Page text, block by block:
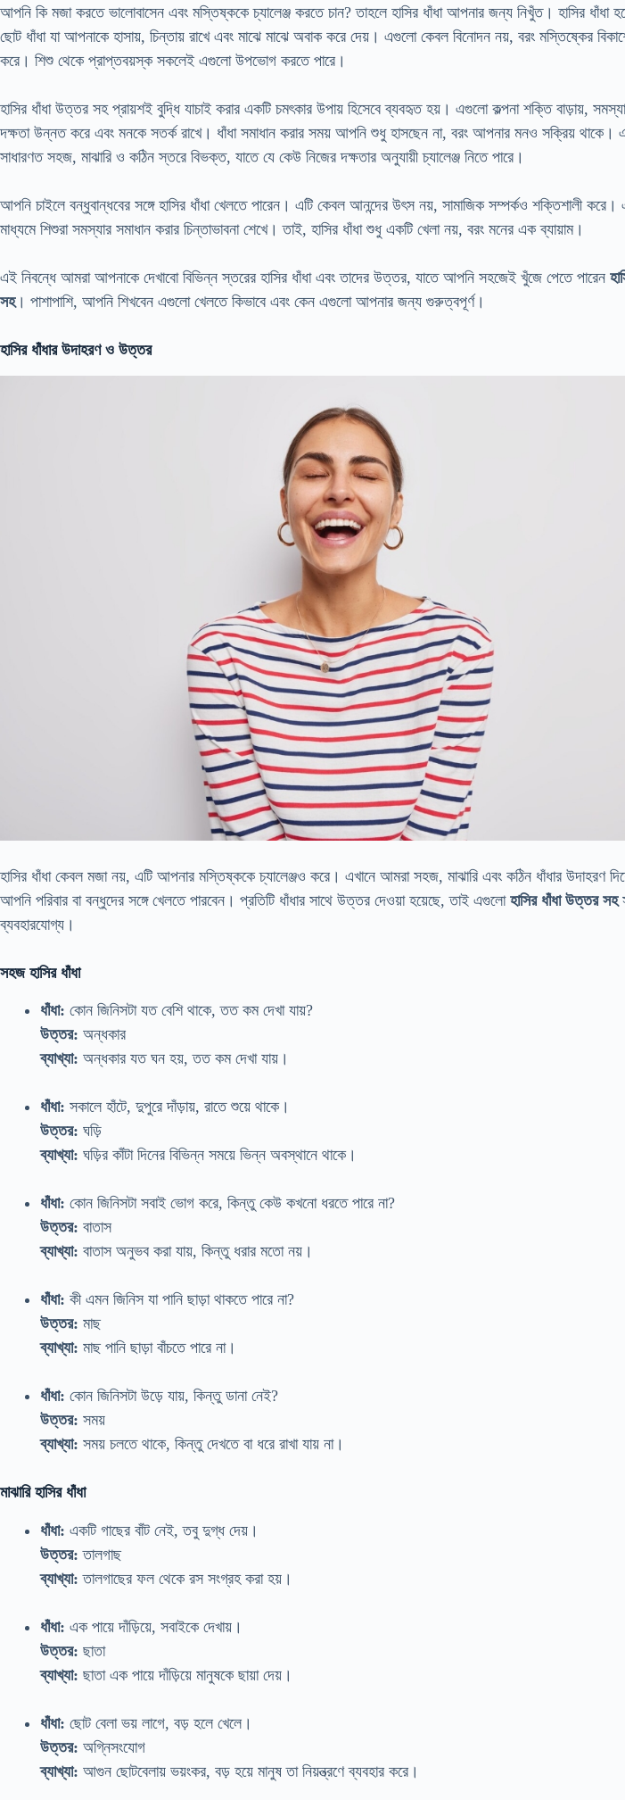
আপনি কি মজা করতে ভালোবাসেন এবং মস্তিষ্ককে চ্যালেঞ্জ করতে চান? তাহলে হাসির ধাঁধা আপনার জন্য নিখুঁত। হাসির ধাঁধা
ছোট ধাঁধা যা আপনাকে হাসায়, চিন্তায় রাখে এবং মাঝে মাঝে অবাক করে দেয়। এগুলো কেবল বিনোদন নয়, বরং মস্তিষ্কের
করে। শিশু থেকে প্রাপ্তবয়স্ক সকলেই এগুলো উপভোগ করতে পারে।
হাসির ধাঁধা উত্তর সহ প্রায়শই বুদ্ধি যাচাই করার একটি চমৎকার উপায় হিসেবে ব্যবহৃত হয়। এগুলো কল্পনা শক্তি বাড়ায়, সমস্যা
দক্ষতা উন্নত করে এবং মনকে সতর্ক রাখে। ধাঁধা সমাধান করার সময় আপনি শুধু হাসছেন না, বরং আপনার মনও সক্রিয় থাকে।
সাধারণত সহজ, মাঝারি ও কঠিন স্তরে বিভক্ত, যাতে যে কেউ নিজের দক্ষতার অনুযায়ী চ্যালেঞ্জ নিতে পারে।
আপনি চাইলে বন্ধুবান্ধবের সঙ্গে হাসির ধাঁধা খেলতে পারেন। এটি কেবল আনন্দের উৎস নয়, সামাজিক সম্পর্কও শক্তিশালী করে।
মাধ্যমে শিশুরা সমস্যার সমাধান করার চিন্তাভাবনা শেখে। তাই, হাসির ধাঁধা শুধু একটি খেলা নয়, বরং মনের এক ব্যায়াম।
এই নিবন্ধে আমরা আপনাকে দেখাবো বিভিন্ন স্তরের হাসির ধাঁধা এবং তাদের উত্তর, যাতে আপনি সহজেই খুঁজে পেতে পারেন
সহ। পাশাপাশি, আপনি শিখবেন এগুলো খেলতে কিভাবে এবং কেন এগুলো আপনার জন্য গুরুত্বপূর্ণ।
হাসির ধাঁধার উদাহরণ ও উত্তর
হাসির ধাঁধা কেবল মজা নয়, এটি আপনার মস্তিষ্ককে চ্যালেঞ্জও করে। এখানে আমরা সহজ, মাঝারি এবং কঠিন ধাঁধার উদাহরণ
আপনি পরিবার বা বন্ধুদের সঙ্গে খেলতে পারবেন। প্রতিটি ধাঁধার সাথে উত্তর দেওয়া হয়েছে, তাই এগুলো হাসির ধাঁধা উত্তর সহ
ব্যবহারযোগ্য।
সহজ হাসির ধাঁধা
ধাঁধা: কোন জিনিসটা যত বেশি থাকে, তত কম দেখা যায়?
উত্তর: অন্ধকার
ব্যাখ্যা: অন্ধকার যত ঘন হয়, তত কম দেখা যায়।
ধাঁধা: সকালে হাঁটে, দুপুরে দাঁড়ায়, রাতে শুয়ে থাকে।
উত্তর: ঘড়ি
ব্যাখ্যা: ঘড়ির কাঁটা দিনের বিভিন্ন সময়ে ভিন্ন অবস্থানে থাকে।
ধাঁধা: কোন জিনিসটা সবাই ভোগ করে, কিন্তু কেউ কখনো ধরতে পারে না?
উত্তর: বাতাস
ব্যাখ্যা: বাতাস অনুভব করা যায়, কিন্তু ধরার মতো নয়।
ধাঁধা: কী এমন জিনিস যা পানি ছাড়া থাকতে পারে না?
উত্তর: মাছ
ব্যাখ্যা: মাছ পানি ছাড়া বাঁচতে পারে না।
ধাঁধা: কোন জিনিসটা উড়ে যায়, কিন্তু ডানা নেই?
উত্তর: সময়
ব্যাখ্যা: সময় চলতে থাকে, কিন্তু দেখতে বা ধরে রাখা যায় না।
মাঝারি হাসির ধাঁধা
ধাঁধা: একটি গাছের বাঁট নেই, তবু দুগ্ধ দেয়।
উত্তর: তালগাছ
ব্যাখ্যা: তালগাছের ফল থেকে রস সংগ্রহ করা হয়।
ধাঁধা: এক পায়ে দাঁড়িয়ে, সবাইকে দেখায়।
উত্তর: ছাতা
ব্যাখ্যা: ছাতা এক পায়ে দাঁড়িয়ে মানুষকে ছায়া দেয়।
ধাঁধা: ছোট বেলা ভয় লাগে, বড় হলে খেলে।
উত্তর: অগ্নিসংযোগ
ব্যাখ্যা: আগুন ছোটবেলায় ভয়ংকর, বড় হয়ে মানুষ তা নিয়ন্ত্রণে ব্যবহার করে।